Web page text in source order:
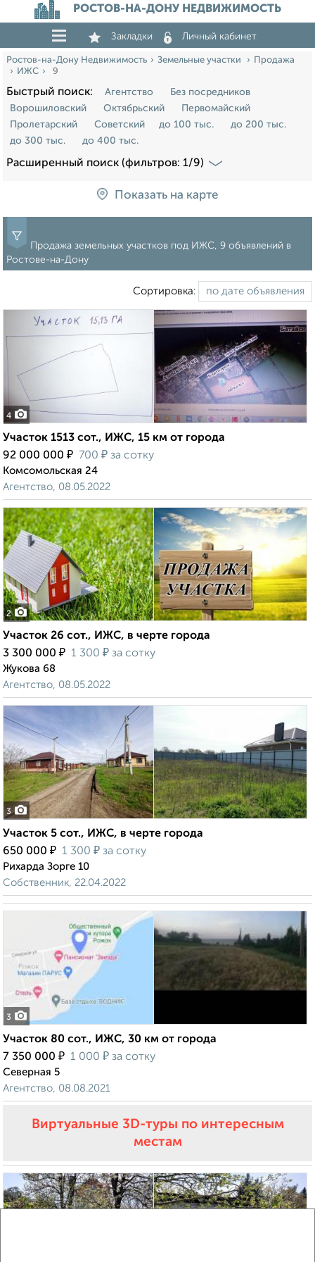
РОСТОВ-НА-ДОНУ НЕДВИЖИМОСТЬ
Закладки Личный кабинет
Ростов-на-Дону Недвижимость Земельные участки
Продажа
ИЖС
9
Быстрый поиск: Агентство
Без посредников
Ворошиловский
Октябрьский
Первомайский
Пролетарский
Советский до 100 тыс.
до 200 тыс.
до 300 тыс.
до 400 тыс.
Расширенный поиск (фильтров: 1/9)
Показать на карте
Продажа земельных участков под ИЖС, 9 объявлений в
Ростове-на-Дону
Сортировка:
4
Участок 1513 сот., ИЖС, 15 км от города
92 000 000 ₽ 700 ₽ за сотку
Комсомольская 24
Агентство, 08.05.2022
2
Участок 26 сот., ИЖС, в черте города
3 300 000 ₽ 1 300 ₽ за сотку
Жукова 68
Агентство, 08.05.2022
3
Участок 5 сот., ИЖС, в черте города
650 000 ₽ 1 300 ₽ за сотку
Рихарда Зорге 10
Собственник, 22.04.2022
3
Участок 80 сот., ИЖС, 30 км от города
7 350 000 ₽ 1 000 ₽ за сотку
Северная 5
Агентство, 08.08.2021
Виртуальные 3D-туры по интересным
местам